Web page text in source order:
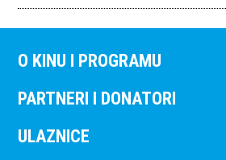
O KINU I PROGRAMU
PARTNERI I DONATORI
ULAZNICE